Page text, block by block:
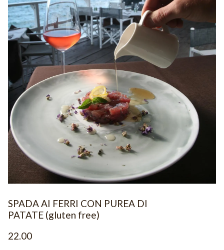
SPADA AI FERRI CON PUREA DI
PATATE (gluten free)
22.00